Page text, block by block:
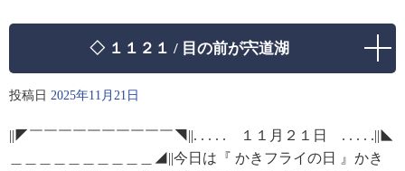
◇ １１２１ / 目の前が宍道湖
投稿日 2025年11月21日
||◤￣￣￣￣￣￣￣￣￣￣◥||. . . . . １１月２１日 . . . . .||◣
＿＿＿＿＿＿＿＿＿＿◢||今日は『 かきフライの日 』かき